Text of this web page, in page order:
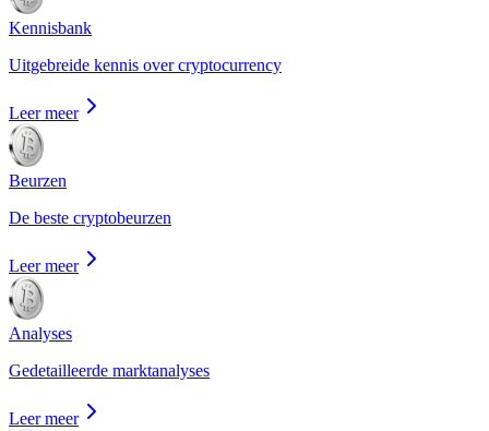
Kennisbank
Uitgebreide kennis over cryptocurrency
Leer meer
Beurzen
De beste cryptobeurzen
Leer meer
Analyses
Gedetailleerde marktanalyses
Leer meer